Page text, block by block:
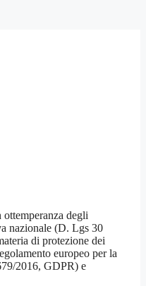
degli
nazionale (D. Lgs 30
di protezione dei
europeo per la
2016, GDPR) e